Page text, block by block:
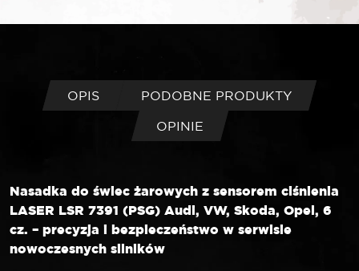
z
sensorem
VW
Skoda
Opel
6
OPIS
PODOBNE PRODUKTY
OPINIE
Nasadka do świec żarowych z sensorem ciśnienia
LASER LSR 7391 (PSG) Audi, VW, Skoda, Opel, 6
cz. – precyzja i bezpieczeństwo w serwisie
nowoczesnych silników